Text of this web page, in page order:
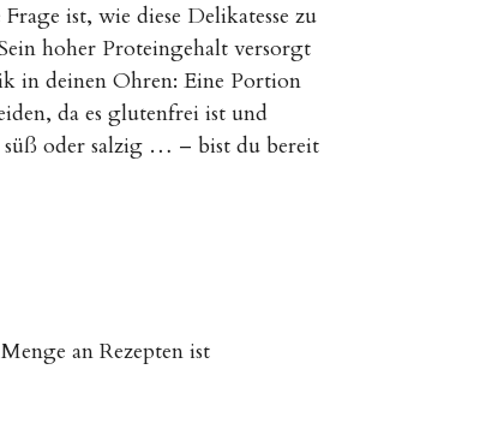
ist, wie diese Delikatesse zu
hoher Proteingehalt versorgt
in deinen Ohren: Eine Portion
da es glutenfrei ist und
süß oder salzig … – bist du bereit
an Rezepten ist